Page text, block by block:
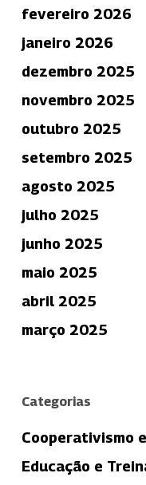
fevereiro 2026
janeiro 2026
dezembro 2025
novembro 2025
outubro 2025
setembro 2025
agosto 2025
julho 2025
junho 2025
maio 2025
abril 2025
março 2025
Categorias
Cooperativismo
Educação e